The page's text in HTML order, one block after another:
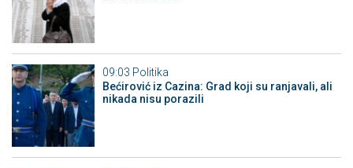
09:03 Politika
Bećirović iz Cazina: Grad koji su ranjavali, ali
nikada nisu porazili